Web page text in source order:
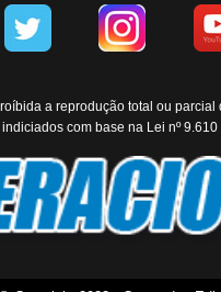
a reprodução total ou parcial
com base na Lei nº